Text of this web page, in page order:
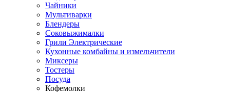
Чайники
Мультиварки
Блендеры
Соковыжималки
Грили Электрические
Кухонные комбайны и измельчители
Миксеры
Тостеры
Посуда
Кофемолки